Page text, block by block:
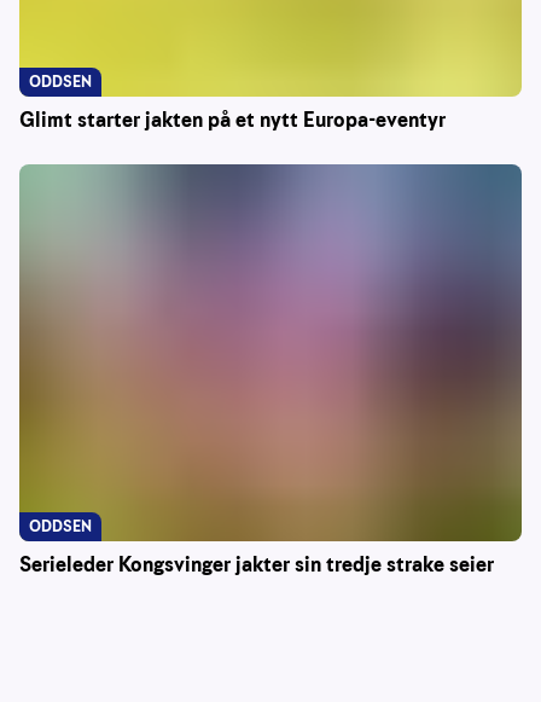
Glimt starter jakten på et nytt Europa-eventyr
ODDSEN
Serieleder Kongsvinger jakter sin tredje strake seier
ODDSEN